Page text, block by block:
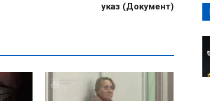
указ (Документ)